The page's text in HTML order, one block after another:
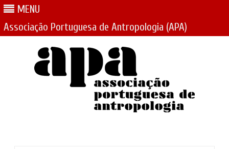
MENU
Associação Portuguesa de Antropologia (APA)